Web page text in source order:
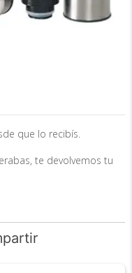
que lo recibís.
te devolvemos tu